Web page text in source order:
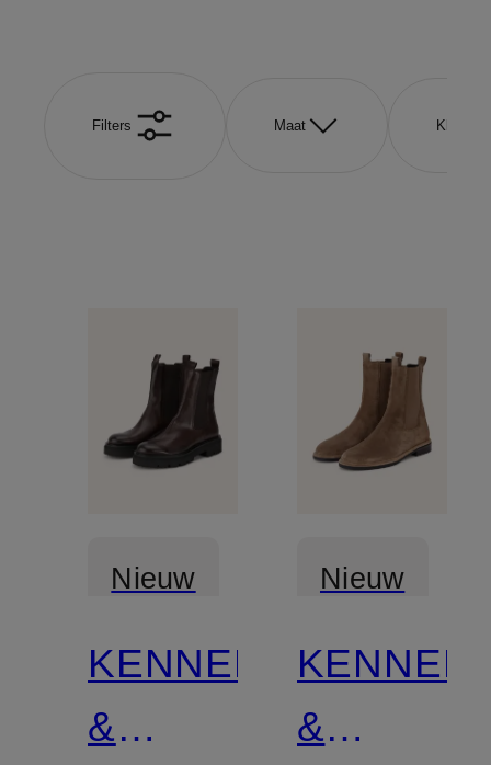
Filters Maat Kleur
Nieuw
Gecertificeerd
KENNEL
&
Nieuw
KENNEL
&